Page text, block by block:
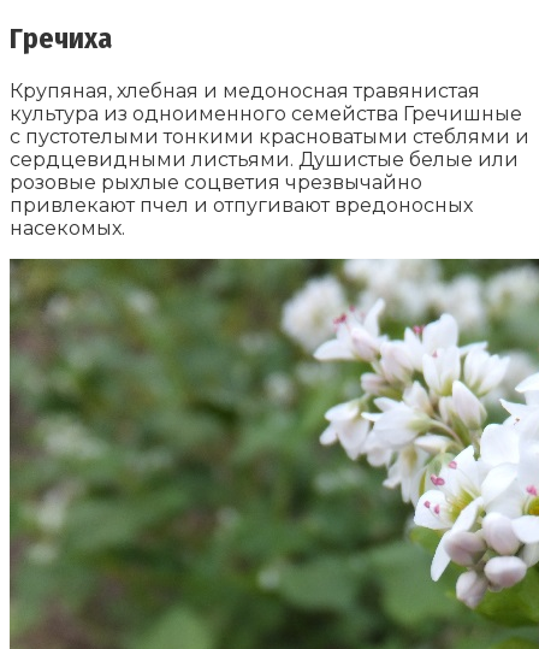
Гречиха
Крупяная, хлебная и медоносная травянистая
культура из одноименного семейства Гречишные
с пустотелыми тонкими красноватыми стеблями и
сердцевидными листьями. Душистые белые или
розовые рыхлые соцветия чрезвычайно
привлекают пчел и отпугивают вредоносных
насекомых.